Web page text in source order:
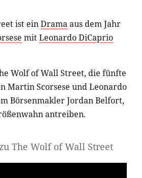
ist einDramaaus dem Jahr
mitLeonardo DiCaprio
Wolf of Wall Street, die fünfte
Martin Scorsese und Leonardo
Börsenmakler Jordan Belfort,
antreiben.
The Wolf of Wall Street